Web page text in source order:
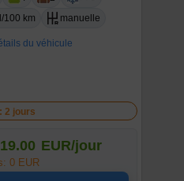
100 km
manuelle
du véhicule
2 jours
19.00 EUR/jour
0 EUR